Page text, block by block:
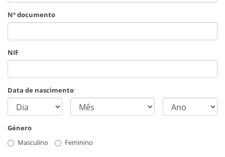
Nº documento
NIF
Data de nascimento
Género
Masculino
Feminino